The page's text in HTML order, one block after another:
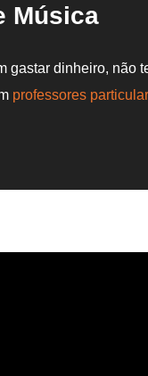
Música
gastar dinheiro, não
professores